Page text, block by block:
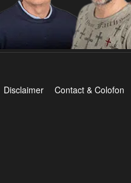
Disclaimer Contact & Colofon